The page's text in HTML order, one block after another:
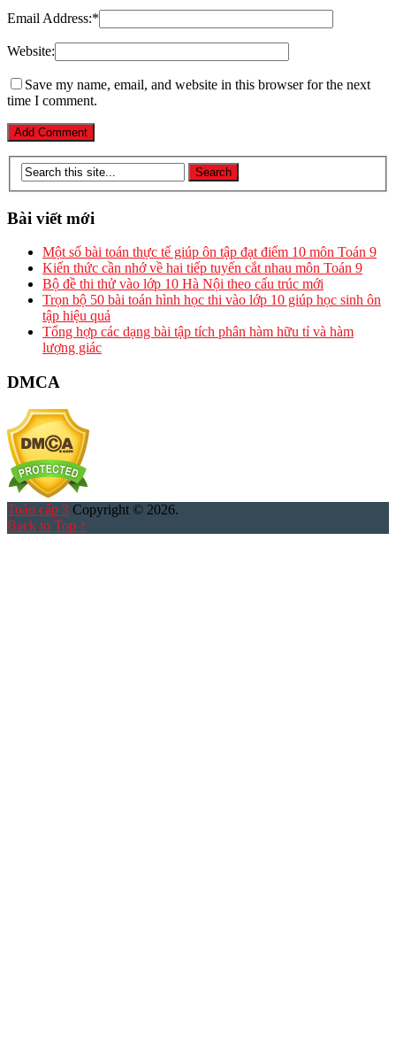
Email Address:*
Website:
Save my name, email, and website in this browser for the next
time I comment.
Bài viết mới
Một số bài toán thực tế giúp ôn tập đạt điểm 10 môn Toán 9
Kiến thức cần nhớ về hai tiếp tuyến cắt nhau môn Toán 9
Bộ đề thi thử vào lớp 10 Hà Nội theo cấu trúc mới
Trọn bộ 50 bài toán hình học thi vào lớp 10 giúp học sinh ôn
tập hiệu quả
Tổng hợp các dạng bài tập tích phân hàm hữu tỉ và hàm
lượng giác
DMCA
Toán cấp 3 Copyright © 2026.
Back to Top ↑